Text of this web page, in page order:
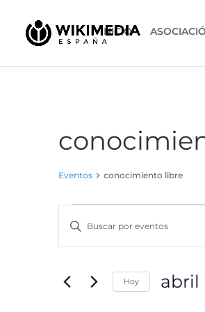
INICIO
Eventos conocimiento libre
Eventos
en
abril
2025
de
búsqueda
vistas
Introduce
Busca
Hoy abril